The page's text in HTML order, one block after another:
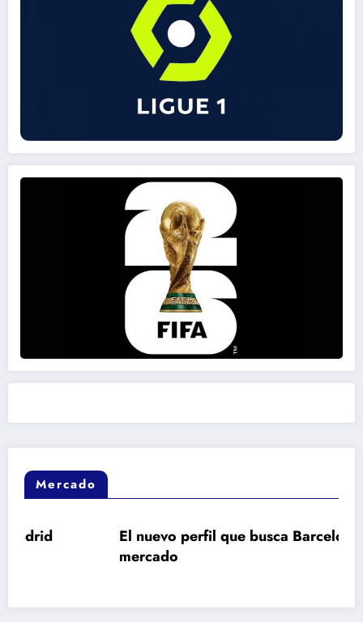
Mercado
El nuevo perfil que busca Barcelona en el